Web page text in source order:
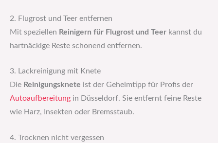
2. Flugrost und Teer entfernen
Mit speziellen Reinigern für Flugrost und Teer kannst du
hartnäckige Reste schonend entfernen.
3. Lackreinigung mit Knete
Die Reinigungsknete ist der Geheimtipp für Profis der
Autoaufbereitung in Düsseldorf. Sie entfernt feine Reste
wie Harz, Insekten oder Bremsstaub.
4. Trocknen nicht vergessen